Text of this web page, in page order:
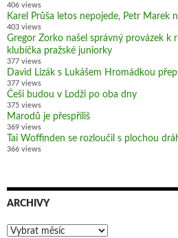
406 views
Karel Průša letos nepojede, Petr Marek
403 views
Gregor Zorko našel správný provázek k
klubíčka pražské juniorky
377 views
David Lizák s Lukášem Hromádkou
377 views
Češi budou v Lodži po oba dny
375 views
Marodů je přespříliš
369 views
Tai Woffinden se rozloučil s plochou
366 views
ARCHIVY
Archivy